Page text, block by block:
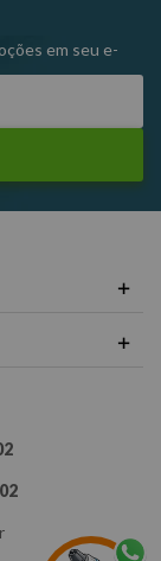
em seu e-